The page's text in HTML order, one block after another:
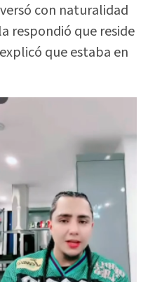
con naturalidad
respondió que reside
que estaba en